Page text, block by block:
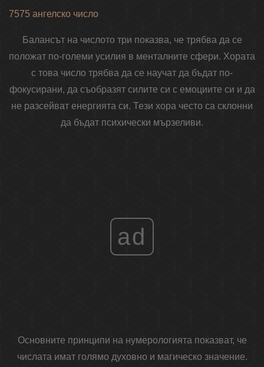
7575 ангелско число
Балансът на числото три показва, че трябва да се
положат по-големи усилия в менталните сфери. Хората
с това число трябва да се научат да бъдат по-
фокусирани, да съобразят силите си с емоциите си и да
не разсейват енергията си. Тези хора често са склонни
да бъдат психически мързеливи.
ad
Основните принципи на нумерологията показват, че
числата имат голямо духовно и магическо значение.